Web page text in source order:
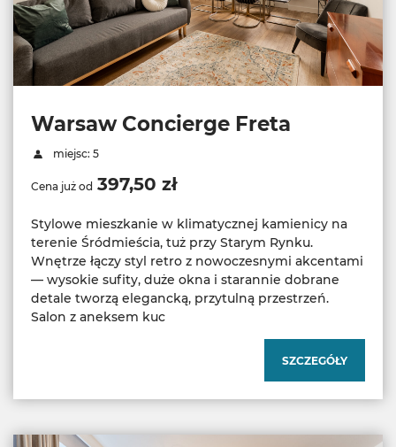
Warsaw Concierge Freta
miejsc: 5
Cena już od 397,50 zł
Stylowe mieszkanie w klimatycznej kamienicy na
terenie Śródmieścia, tuż przy Starym Rynku.
Wnętrze łączy styl retro z nowoczesnymi akcentami
— wysokie sufity, duże okna i starannie dobrane
detale tworzą elegancką, przytulną przestrzeń.
Salon z aneksem kuc
SZCZEGÓŁY